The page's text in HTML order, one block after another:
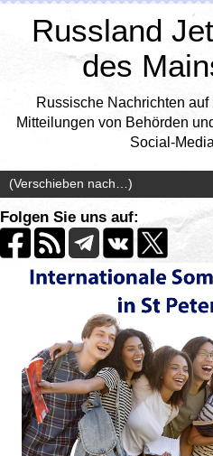
Russland
des
Russische Nachrichten
Mitteilungen von Behörden
Social-
Folgen Sie uns auf: